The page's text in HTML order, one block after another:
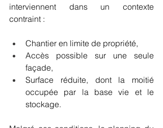
interviennent dans un contexte
contraint :
Chantier en limite de propriété,
Accès possible sur une seule
façade,
Surface réduite, dont la moitié
occupée par la base vie et le
stockage.